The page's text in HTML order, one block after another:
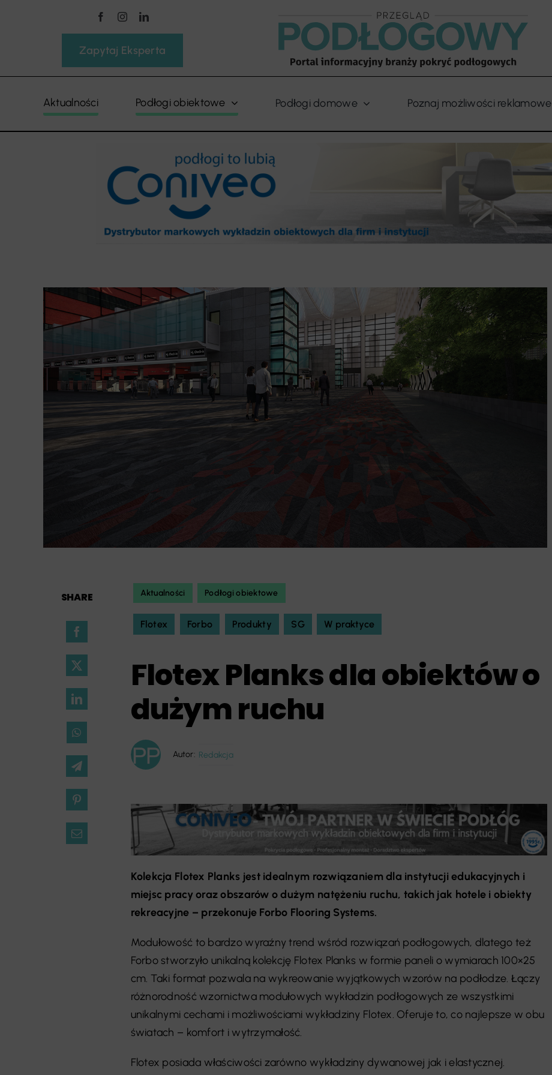
Zapytaj Eksperta
Aktualności Podłogi obiektowe Podłogi domowe Poznaj możliwości reklamowe
SHARE Aktualności Podłogi obiektowe
Flotex Forbo Produkty SG W praktyce
Flotex Planks dla obiektów o
dużym ruchu
Autor: Redakcja
Kolekcja Flotex Planks jest idealnym rozwiązaniem dla instytucji edukacyjnych i
miejsc pracy oraz obszarów o dużym natężeniu ruchu, takich jak hotele i obiekty
rekreacyjne – przekonuje Forbo Flooring Systems.
Modułowość to bardzo wyraźny trend wśród rozwiązań podłogowych, dlatego też
Forbo stworzyło unikalną kolekcję Flotex Planks w formie paneli o wymiarach 100×25
cm. Taki format pozwala na wykreowanie wyjątkowych wzorów na podłodze. Łączy
różnorodność wzornictwa modułowych wykładzin podłogowych ze wszystkimi
unikalnymi cechami i możliwościami wykładziny Flotex. Oferuje to, co najlepsze w obu
światach – komfort i wytrzymałość.
Flotex posiada właściwości zarówno wykładziny dywanowej jak i elastycznej.